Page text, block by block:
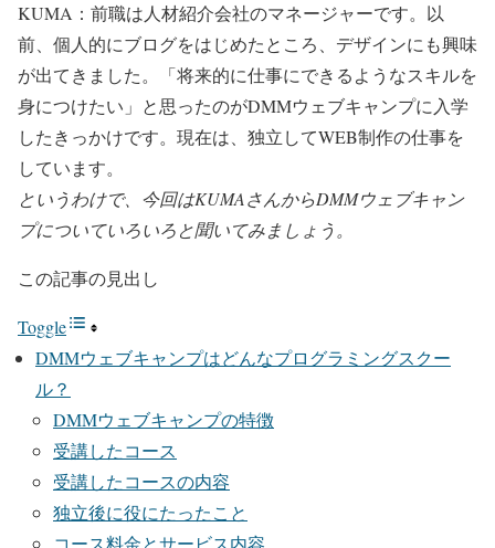
KUMA：前職は人材紹介会社のマネージャーです。以
前、個人的にブログをはじめたところ、デザインにも興味
が出てきました。「将来的に仕事にできるようなスキルを
身につけたい」と思ったのがDMMウェブキャンプに入学
したきっかけです。現在は、独立してWEB制作の仕事を
しています。
というわけで、今回はKUMAさんからDMMウェブキャン
プについていろいろと聞いてみましょう。
この記事の見出し
Toggle
DMMウェブキャンプはどんなプログラミングスクー
ル？
DMMウェブキャンプの特徴
受講したコース
受講したコースの内容
独立後に役にたったこと
コース料金とサービス内容